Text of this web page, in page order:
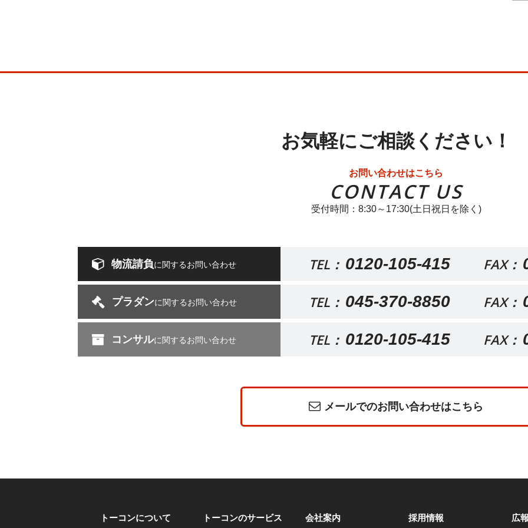
お気軽にご相談ください！
お問い合わせはこちら
CONTACT US
受付時間：8:30～17:30(土日祝日を除く)
物流請負に関するお問い合わせ TEL： 0120-105-415 FAX：
プラダンに関するお問い合わせ TEL： 045-370-8850 FAX：
コンサルに関するお問い合わせ TEL： 0120-105-415 FAX：
メールでのお問い合わせはこちら
トーコンについて トーコンのサービス 会社案内 採用情報 広報